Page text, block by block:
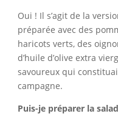
Oui ! Il s’agit de la
préparée avec des
haricots verts, des
d’huile d’olive extra
savoureux qui
campagne.
Puis-je préparer la